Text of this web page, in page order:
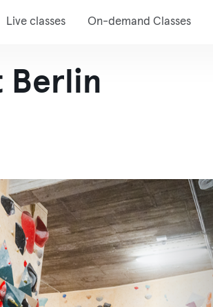
Live classes On-demand Classes
Berlin